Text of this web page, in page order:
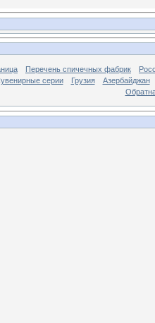
Перечень спичечных фабрик
серии Грузия
Азербайджан